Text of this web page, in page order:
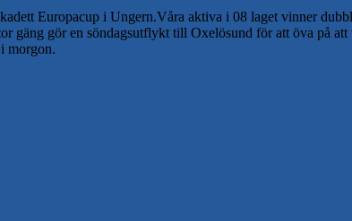
Europacup i Ungern.Våra aktiva i 08 laget vinner
gäng gör en söndagsutflykt till Oxelösund för att öva på
morgon.